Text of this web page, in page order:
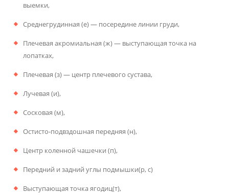
выемки,
Среднегрудинная (е) — посередине линии груди,
Плечевая акромиальная (ж) — высту­пающая точка на
лопатках,
Плечевая (з) — центр плечевого сустава,
Лучевая (и),
Сосковая (м),
Остисто-подвздошная передняя (н),
Центр коленной чашечки (п),
Передний и задний углы подмышки(р, с)
Выступающая точка ягодиц(т),